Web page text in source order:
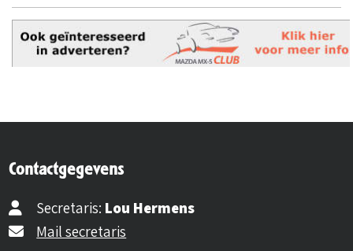
Contactgegevens
Secretaris: Lou Hermens
Mail secretaris